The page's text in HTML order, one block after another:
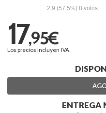
2.9 (57.5%) 8 votos
17,95€
Los precios incluyen IVA.
ENTREGA